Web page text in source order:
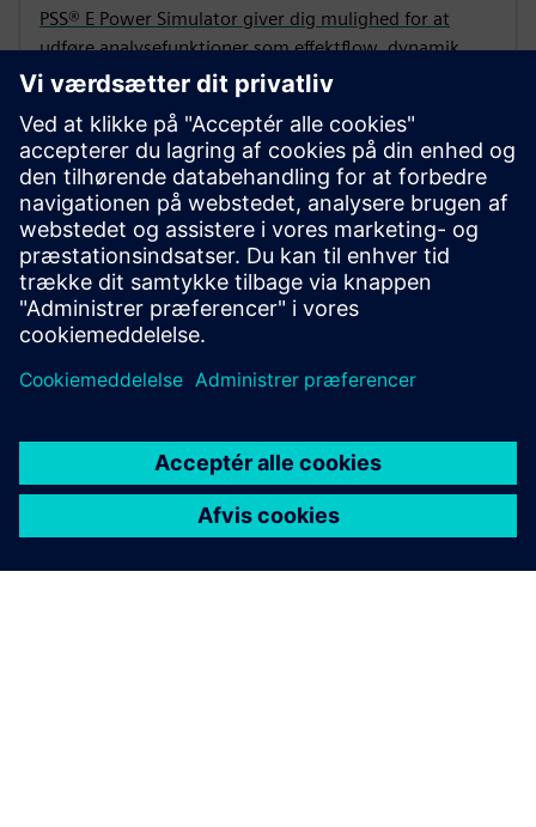
PSS® E Power Simulator giver dig mulighed for at
udføre analysefunktioner som effektflow, dynamik,
kortslutning, beredskab, optimal strømstrøm,
spændingsstabilitet, transientstabilitetssimulering,
harmoniske og tidsserieeffektflow.